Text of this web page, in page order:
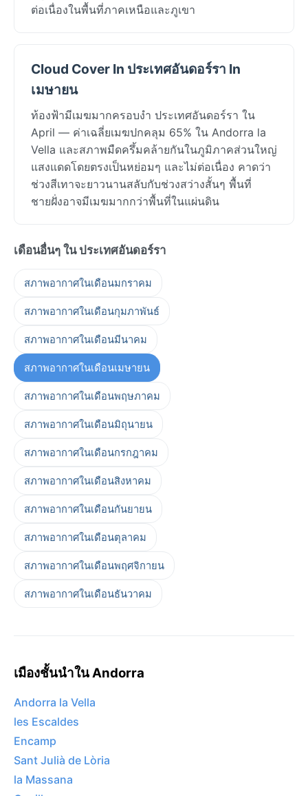
ต่อเนื่องในพื้นที่ภาคเหนือและภูเขา
Cloud Cover In ประเทศอันดอร์รา In
เมษายน
ท้องฟ้ามีเมฆมากครอบงำ ประเทศอันดอร์รา ใน
April — ค่าเฉลี่ยเมฆปกคลุม 65% ใน Andorra la
Vella และสภาพมืดครึ้มคล้ายกันในภูมิภาคส่วนใหญ่
แสงแดดโดยตรงเป็นหย่อมๆ และไม่ต่อเนื่อง คาดว่า
ช่วงสีเทาจะยาวนานสลับกับช่วงสว่างสั้นๆ พื้นที่
ชายฝั่งอาจมีเมฆมากกว่าพื้นที่ในแผ่นดิน
เดือนอื่นๆ ใน ประเทศอันดอร์รา
สภาพอากาศในเดือนมกราคม
สภาพอากาศในเดือนกุมภาพันธ์
สภาพอากาศในเดือนมีนาคม
สภาพอากาศในเดือนเมษายน
สภาพอากาศในเดือนพฤษภาคม
สภาพอากาศในเดือนมิถุนายน
สภาพอากาศในเดือนกรกฎาคม
สภาพอากาศในเดือนสิงหาคม
สภาพอากาศในเดือนกันยายน
สภาพอากาศในเดือนตุลาคม
สภาพอากาศในเดือนพฤศจิกายน
สภาพอากาศในเดือนธันวาคม
เมืองชั้นนำใน Andorra
Andorra la Vella
les Escaldes
Encamp
Sant Julià de Lòria
la Massana